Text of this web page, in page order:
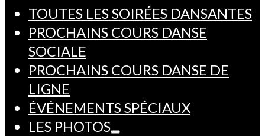
TOUTES LES SOIRÉES DANSANTES
PROCHAINS COURS DANSE
SOCIALE
PROCHAINS COURS DANSE DE
LIGNE
ÉVÉNEMENTS SPÉCIAUX
LES PHOTOS